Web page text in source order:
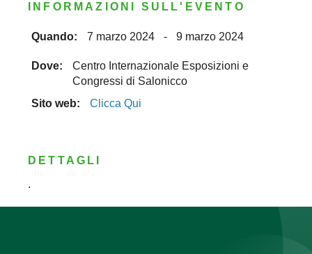
INFORMAZIONI SULL'EVENTO
Quando: 7 marzo 2024 - 9 marzo 2024
Dove:
Centro Internazionale Esposizioni e
Congressi di Salonicco
Sito web:
Clicca Qui
DETTAGLI
.